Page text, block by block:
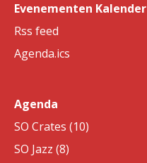
Evenementen Kalender
Rss feed
Agenda.ics
Agenda
SO Crates (10)
SO Jazz (8)